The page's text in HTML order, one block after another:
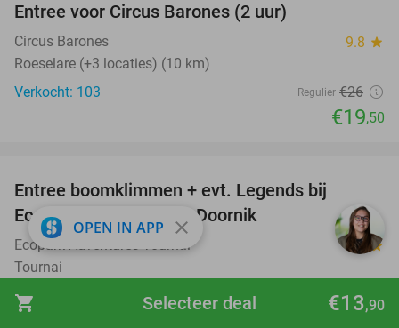
shopping_cart €13,90
Selecteer deal
Entree voor Circus Barones (2 uur)
Circus Barones 9.8 star
Roeselare (+3 locaties) (10 km)
Verkocht: 103
Regulier €26
€19,50
Entree boomklimmen + evt. Legends bij
Ecopark Adventures in Doornik
Ecopark Adventures Tournai 9.9star
Tournai
Verkocht: 1.468
Regulier €18
€15
OPEN IN APP close